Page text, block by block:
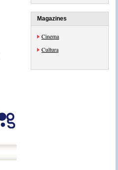
Magazines
Cinema
Cultura